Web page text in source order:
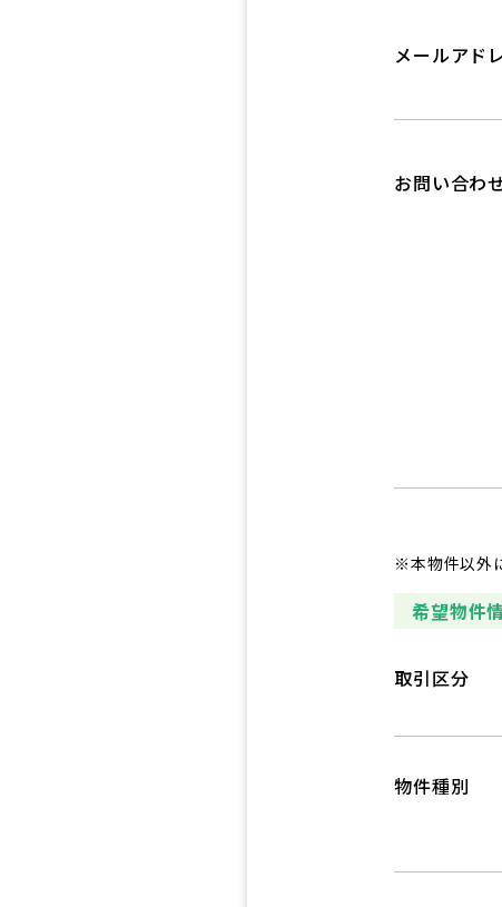
メールアド
お問い合わ
※本物件以外
希望物件
取引区分
物件種別